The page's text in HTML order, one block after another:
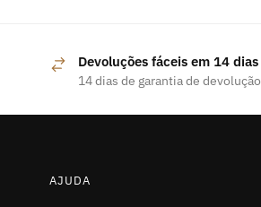
Devoluções fáceis em 14 dias
14 dias de garantia de devolução
AJUDA